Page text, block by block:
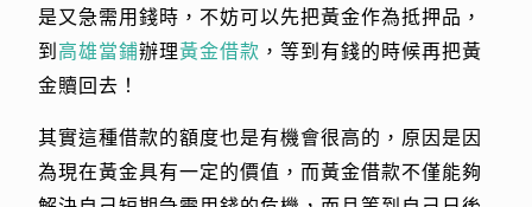
是又急需用錢時，不妨可以先把黃金作為抵押品，
到 高雄當鋪辦理黃金借款 ，等到有錢的時候再把黃
金贖回去！
其實這種借款的額度也是有機會很高的，原因是因
為現在黃金具有一定的價值，而黃金借款不僅能夠